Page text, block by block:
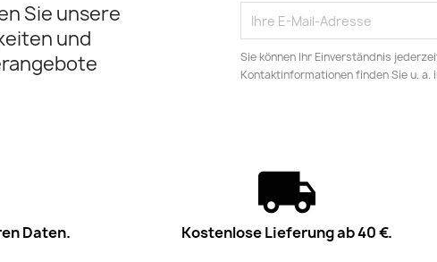
Sie unsere
und
Sie können Ihr Einverständnis
Kontaktinformationen finden Sie u.
Daten. Kostenlose Lieferung ab 40 €.